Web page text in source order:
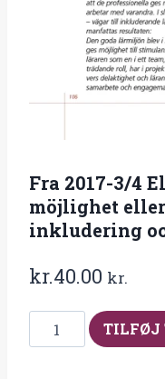
Fra 2017-3/4
möjlighet
inkludering
kr.40.00 kr.
2017-
TILFØJ